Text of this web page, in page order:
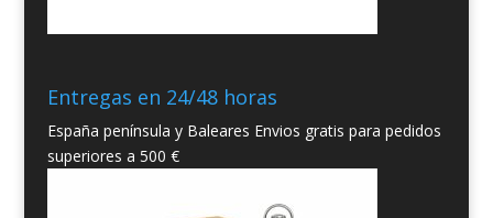
Entregas en 24/48 horas
España península y Baleares Envios gratis para pedidos
superiores a 500 €